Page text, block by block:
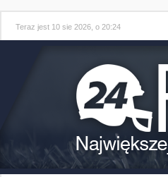
Teraz jest 10 sie 2026, o 20:24